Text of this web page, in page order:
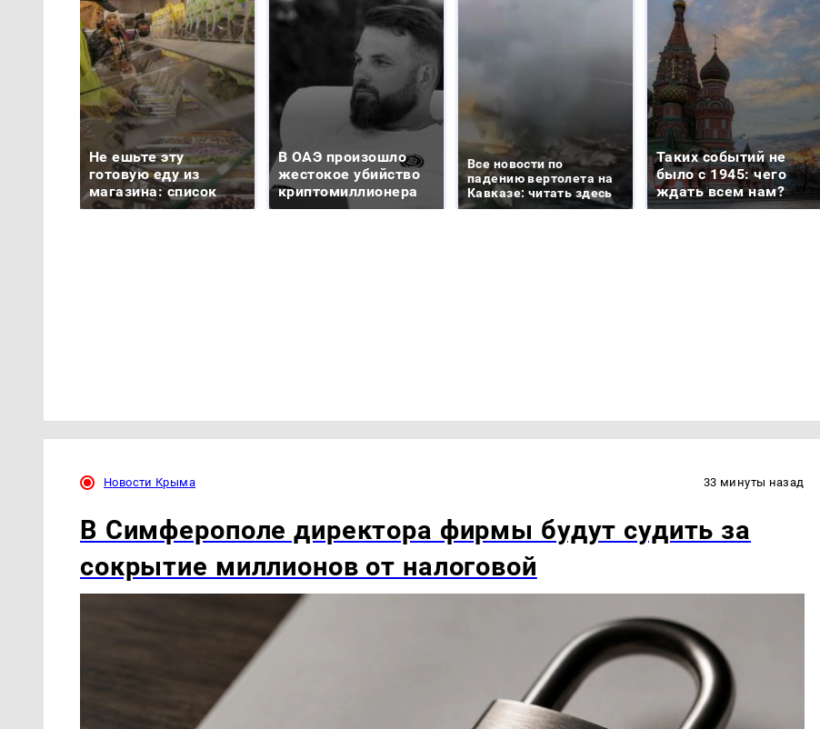
Не ешьте эту
готовую еду из
магазина: список
В ОАЭ произошло
жестокое убийство
криптомиллионера
Все новости по
падению вертолета на
Кавказе: читать здесь
Таких событий не
было с 1945: чего
ждать всем нам?
Новости Крыма 33 минуты назад
В Симферополе директора фирмы будут судить за
сокрытие миллионов от налоговой